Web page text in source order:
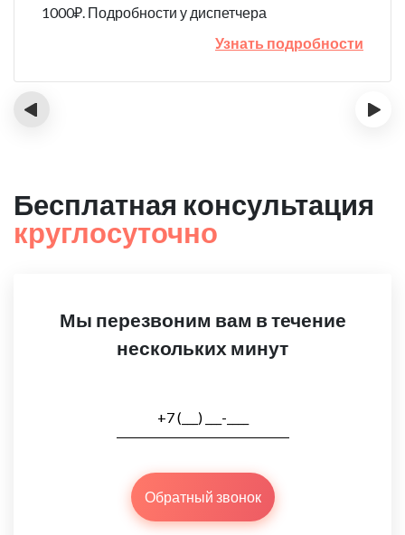
1000₽. Подробности у диспетчера
Узнать подробности
‹ ›
Бесплатная консультация
круглосуточно
Мы перезвоним вам в течение
нескольких минут
Обратный звонок